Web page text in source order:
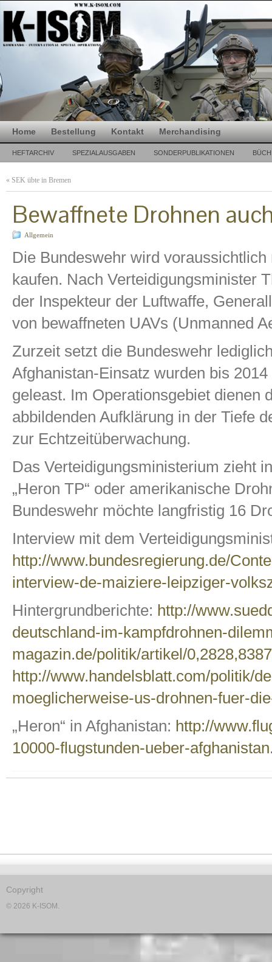
Home Bestellung Kontakt Merchandising
HEFTARCHIV SPEZIALAUSGABEN SONDERPUBLIKATIONEN
« SEK übte in Bremen
Bewaffnete Drohnen
Allgemein
Die Bundeswehr wird
kaufen. Nach Verteidigungsminister
der Inspekteur der Luftwaffe,
von bewaffneten UAVs (Unmanned
Zurzeit setzt die Bundeswehr
Afghanistan-Einsatz wurden bis
geleast. Im Operationsgebiet dienen
abbildenden Aufklärung in der Tiefe
zur Echtzeitüberwachung.
Das Verteidigungsministerium zieht
„Heron TP“ oder amerikanische
Bundeswehr möchte langfristig 16
Interview mit dem
http://www.bundesregierung.de/
interview-de-maiziere-leipziger-
Hintergrundberichte: http://
deutschland-im-kampfdrohnen-
magazin.de/politik/artikel/
http://www.handelsblatt.com/politik/
moeglicherweise-us-drohnen-fuer-
„Heron“ in Afghanistan: http://
10000-flugstunden-ueber-
Copyright
© 2026 K-ISOM.